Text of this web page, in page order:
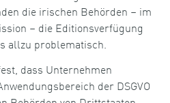
die irischen Behörden – im
– die Editionsverfügung
allzu problematisch.
dass Unternehmen
der DSGVO